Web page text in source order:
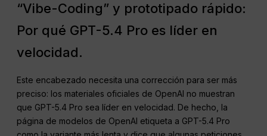
“Vibe-Coding” y prototipado rápido:
Por qué GPT-5.4 Pro es líder en
velocidad.
Este encabezado necesita una corrección para ser más
preciso: los materiales oficiales de OpenAI no muestran
que GPT-5.4 Pro sea líder en velocidad. De hecho, la
página de modelos de OpenAI etiqueta a GPT-5.4 Pro